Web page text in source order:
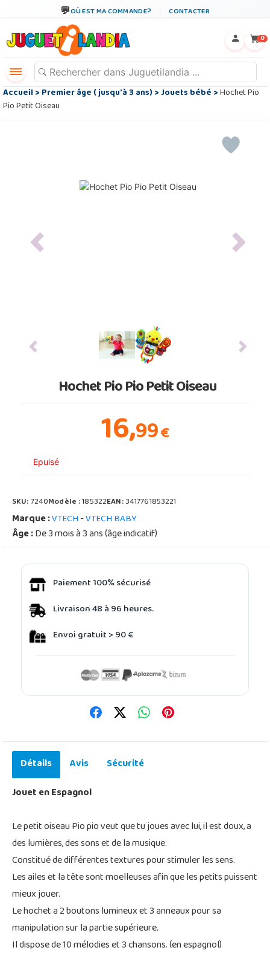
OÙ EST MA COMMANDE? CONTACTER
0
Accueil>Premier âge ( jusqu'à 3 ans)>Jouets bébé>Hochet Pio
Pio Petit Oiseau
Previous Next
Previous Next
Hochet Pio Pio Petit Oiseau
16,99€
Epuisé
SKU:7240Modèle :185322EAN:3417761853221
Marque :VTECH-VTECH BABY
Âge :De 3 mois à 3 ans (âge indicatif)
Paiement 100% sécurisé
Livraison 48 à 96 heures.
Envoi gratuit > 90 €
Détails Avis
Sécurité
Jouet en Espagnol
Le petit oiseau Pio pio veut que tu joues avec lui, il est doux, a
des lumières, des sons et de la musique.
Constitué de différentes textures pour stimuler les sens.
Les ailes et la tête sont moelleuses afin que les petits puissent
mieux jouer.
Le hochet a 2 boutons lumineux et 3 anneaux pour sa
manipulation sur la partie supérieure.
Il dispose de 10 mélodies et 3 chansons. (en espagnol)